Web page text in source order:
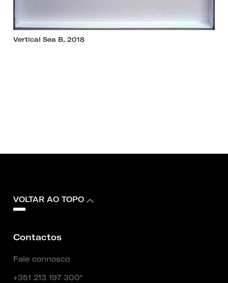
Vertical Sea B, 2018
VOLTAR AO TOPO
Contactos
Fale connosco
+351 213 197 300*